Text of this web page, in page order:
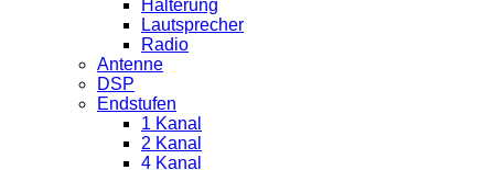
Halterung
Lautsprecher
Radio
Antenne
DSP
Endstufen
1 Kanal
2 Kanal
4 Kanal